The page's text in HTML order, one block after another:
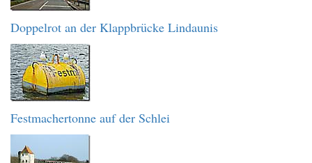
Doppelrot an der Klappbrücke Lindaunis
Festmachertonne auf der Schlei